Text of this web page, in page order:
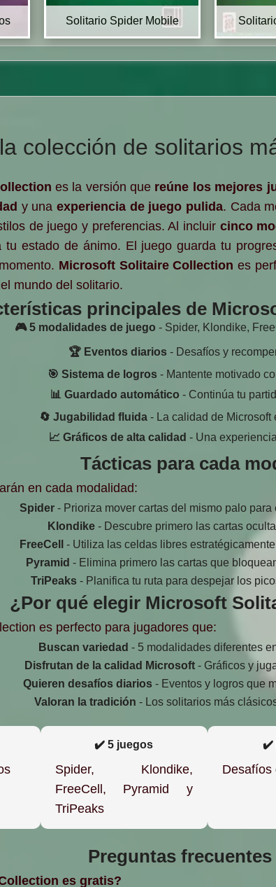
Solitario Spider Mobile
colección de solitarios
es la versión que reúne los mejores
y una experiencia de juego pulida. Cada
de juego y preferencias. Al incluir cinco
tu estado de ánimo. El juego guarda tu
Microsoft Solitaire Collection es
mundo del solitario.
principales de
🎮 5 modalidades de juego - Spider, Klondike,
🏆 Eventos diarios - Desafíos y
🎯 Sistema de logros- Mantente motivado
📊 Guardado automático - Continúa tu
🔄 Jugabilidad fluida- La calidad de Microsoft
📈 Gráficos de alta calidad - Una
Tácticas para cada
en cada modalidad:
Spider - Prioriza mover cartas del mismo palo
Klondike- Descubre primero las cartas
FreeCell
- Utiliza las celdas libres
Pyramid - Elimina primero las cartas que
TriPeaks - Planifica tu ruta para despejar los
¿Por qué elegir Microsoft
es perfecto para jugadores que:
Buscan variedad - 5 modalidades diferentes
Disfrutan de la calidad Microsoft - Gráficos y
Quieren desafíos diarios - Eventos y logros que
Valoran la tradición - Los solitarios más
✔️ 5 juegos
Spider, Klondike,
FreeCell, Pyramid y
TriPeaks
✔️
Desafíos
Preguntas frecuentes
es gratis?